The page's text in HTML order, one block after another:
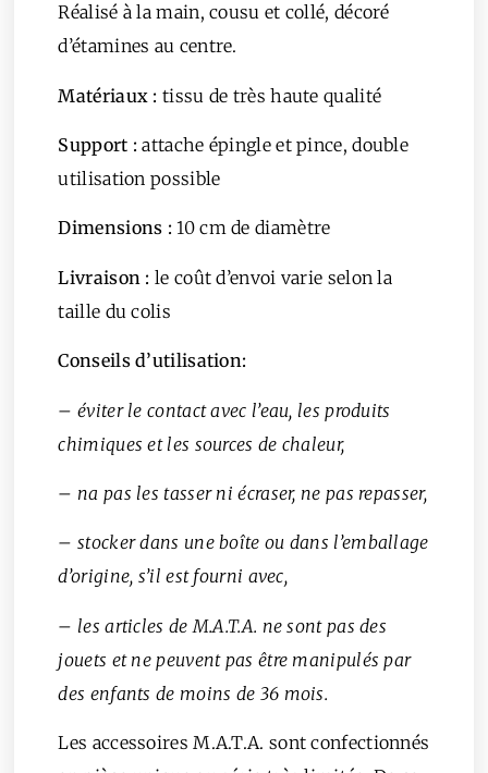
Réalisé à la main, cousu et collé, décoré
d’étamines au centre.
Matériaux :tissu de très haute qualité
Support : attache épingle et pince, double
utilisation possible
Dimensions : 10 cm de diamètre
Livraison : le coût d’envoi varie selon la
taille du colis
Conseils d’utilisation:
– éviter le contact avec l’eau, les produits
chimiques et les sources de chaleur,
– na pas les tasser ni écraser, ne pas repasser,
– stocker dans une boîte ou dans l’emballage
d’origine, s’il est fourni avec,
– les articles de M.A.T.A. ne sont pas des
jouets et ne peuvent pas être manipulés par
des enfants de moins de 36 mois.
Les accessoires M.A.T.A. sont confectionnés